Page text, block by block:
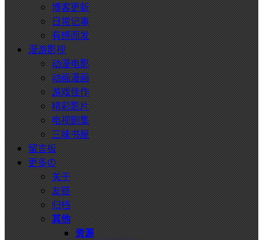
博客更新
日常记事
有感而发
漫游影视
动漫电影
动画漫画
游戏佳作
精彩影片
电视剧集
三味书屋
留言板
更多の
关于
友链
归档
其他
资源